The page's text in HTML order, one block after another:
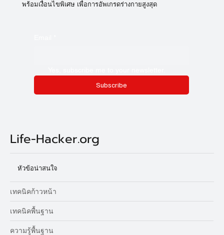
Subscribe
พร้อมเงื่อนไขพิเศษ เพื่อการอัพเกรดร่างกายสูงสุด
Life-Hacker.org
หัวข้อน่าสนใจ
เทคนิคก้าวหน้า
เทคนิคพื้นฐาน
ความรู้พื้นฐาน